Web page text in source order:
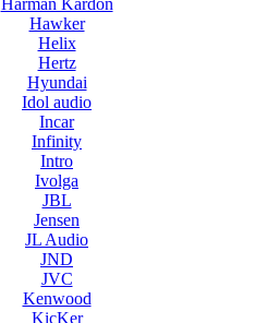
Harman Kardon
Hawker
Helix
Hertz
Hyundai
Idol audio
Incar
Infinity
Intro
Ivolga
JBL
Jensen
JL Audio
JND
JVC
Kenwood
KicKer